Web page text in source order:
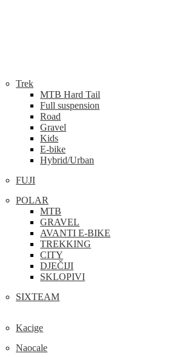
Trek
MTB Hard Tail
Full suspension
Road
Gravel
Kids
E-bike
Hybrid/Urban
FUJI
POLAR
MTB
GRAVEL
AVANTI E-BIKE
TREKKING
CITY
DJEČIJI
SKLOPIVI
SIXTEAM
Kacige
Naocale